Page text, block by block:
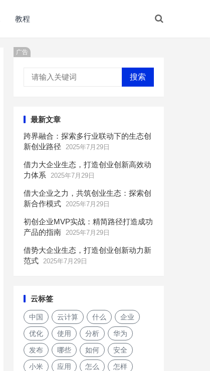
教程
广告
搜索
最新文章
跨界融合：探索多行业联动下的生态创
新创业路径
2025年7月29日
借力大企业生态，打造创业创新高效动
力体系
2025年7月29日
借大企业之力，共筑创业生态：探索创
新合作模式 2025年7月29日
初创企业MVP实战：精简路径打造成功
产品的指南 2025年7月29日
借势大企业生态，打造创业创新动力新
范式 2025年7月29日
云标签
中国 云计算 什么 企业
优化 使用 分析 华为
发布 哪些 如何 安全
小米 应用 怎么 怎样